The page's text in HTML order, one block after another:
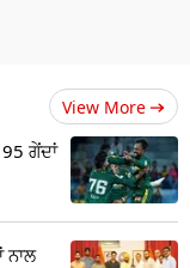
View More
ਗੇਂਦਾਂ
ਨਾਲ